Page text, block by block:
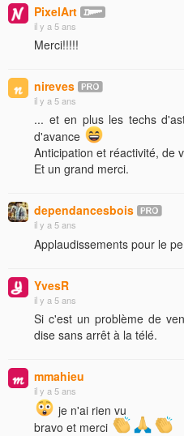
PixelArt
il y a 5 ans
Merci!!!!!
nireves
il y a 5 ans
... et en plus les techs
d'avance
Anticipation et réactivité, de
Et un grand merci.
dependancesbois
il y a 5 ans
Applaudissements pour le
YvesR
il y a 5 ans
Si c'est un problème de
dise sans arrêt à la télé.
mmahieu
il y a 5 ans
je n'ai rien vu
bravo et merci